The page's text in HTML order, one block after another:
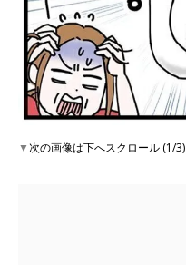
▼次の画像は下へスクロール (1/3)